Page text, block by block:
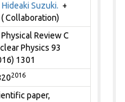
Hideaki Suzuki. +
( Collaboration)
Physical Review C
Physics 93
1301
2016
paper,